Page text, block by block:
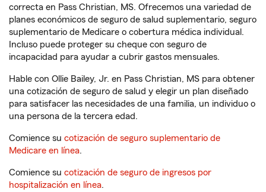
correcta en Pass Christian, MS. Ofrecemos una variedad de
planes económicos de seguro de salud suplementario, seguro
suplementario de Medicare o cobertura médica individual.
Incluso puede proteger su cheque con seguro de
incapacidad para ayudar a cubrir gastos mensuales.
Hable con Ollie Bailey, Jr. en Pass Christian, MS para obtener
una cotización de seguro de salud y elegir un plan diseñado
para satisfacer las necesidades de una familia, un individuo o
una persona de la tercera edad.
Comience su cotización de seguro suplementario de
Medicare en línea.
Comience su cotización de seguro de ingresos por
hospitalización en línea.